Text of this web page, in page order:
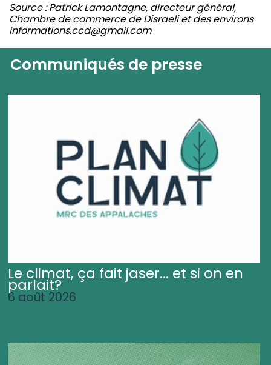
Source : Patrick Lamontagne, directeur général,
Chambre de commerce de Disraeli et des environs
informations.ccd@gmail.com
Communiqués de presse
Le climat, ça fait jaser... et si on en
parlait?
6 août 2026